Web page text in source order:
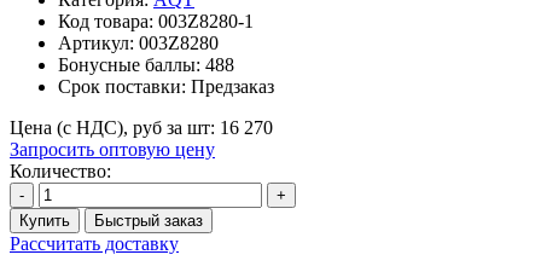
Код товара: 003Z8280-1
Артикул: 003Z8280
Бонусные баллы: 488
Срок поставки: Предзаказ
Цена (с НДС), руб за шт: 16 270
Запросить оптовую цену
Количество:
-
+
Купить
Быстрый заказ
Рассчитать доставку